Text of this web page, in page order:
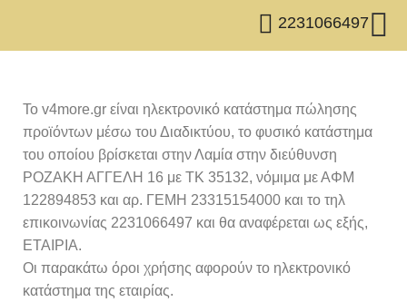
2231066497
To v4more.gr είναι ηλεκτρονικό κατάστημα πώλησης
προϊόντων μέσω του Διαδικτύου, το φυσικό κατάστημα
του οποίου βρίσκεται στην Λαμία στην διεύθυνση
ΡΟΖΑΚΗ ΑΓΓΕΛΗ 16 με ΤΚ 35132, νόμιμα με ΑΦΜ
122894853 και αρ. ΓΕΜΗ 23315154000 και το τηλ
επικοινωνίας 2231066497 και θα αναφέρεται ως εξής,
ΕΤΑΙΡΙΑ.
Οι παρακάτω όροι χρήσης αφορούν το ηλεκτρονικό
κατάστημα της εταιρίας.